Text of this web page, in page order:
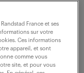
France et ses
sur votre
Ces informations
appareil, et sont
comme vous
site, et pour vous